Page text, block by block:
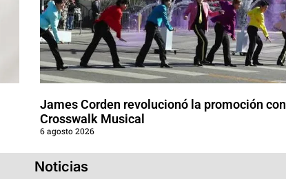
James Corden revolucionó la promoción con
Crosswalk Musical
6 agosto 2026
Noticias